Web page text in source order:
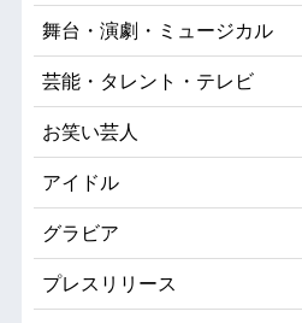
舞台・演劇・ミュージカル
芸能・タレント・テレビ
お笑い芸人
アイドル
グラビア
プレスリリース